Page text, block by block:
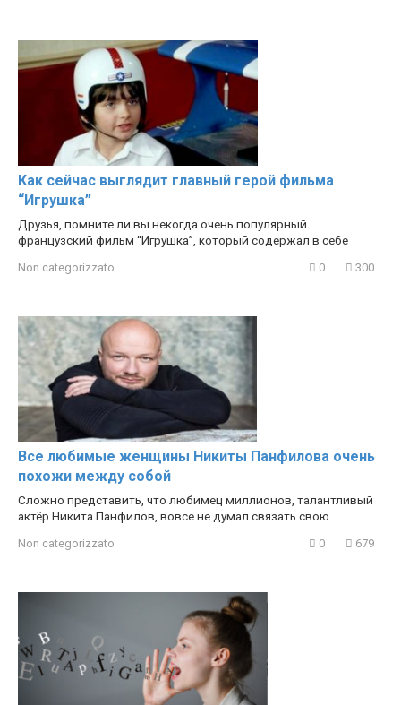
Как сейчас выглядит главный герой фильма
“Игрушка”
Друзья, помните ли вы некогда очень популярный
французский фильм “Игрушка”, который содержал в себе
Non categorizzato 0 300
Все любимые женщины Никиты Панфилова очень
похожи между собой
Сложно представить, что любимец миллионов, талантливый
актёр Никита Панфилов, вовсе не думал связать свою
Non categorizzato 0 679